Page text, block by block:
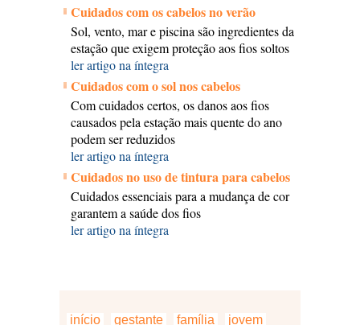
Cuidados com os cabelos no verão
Sol, vento, mar e piscina são ingredientes da
estação que exigem proteção aos fios soltos
ler artigo na íntegra
Cuidados com o sol nos cabelos
Com cuidados certos, os danos aos fios
causados pela estação mais quente do ano
podem ser reduzidos
ler artigo na íntegra
Cuidados no uso de tintura para cabelos
Cuidados essenciais para a mudança de cor
garantem a saúde dos fios
ler artigo na íntegra
início gestante família jovem